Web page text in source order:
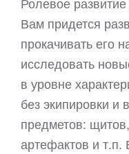
Вам придется
прокачивать его
исследовать
в уровне
без экипировки и
предметов:
артефактов и